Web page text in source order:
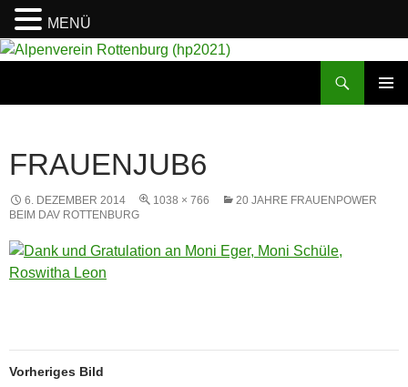
FRAUENJUB6
6. DEZEMBER 2014 1038 × 766
20 JAHRE FRAUENPOWER
BEIM DAV ROTTENBURG
Vorheriges Bild
MENÜ